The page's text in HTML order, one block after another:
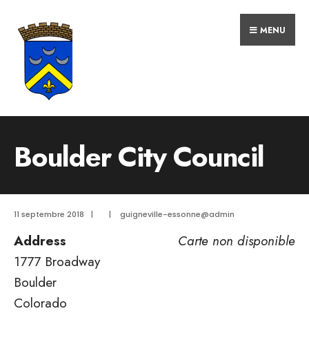
MENU
Boulder City Council
11 septembre 2018 | | guigneville-essonne@admin
Carte non disponible
Address
1777 Broadway
Boulder
Colorado